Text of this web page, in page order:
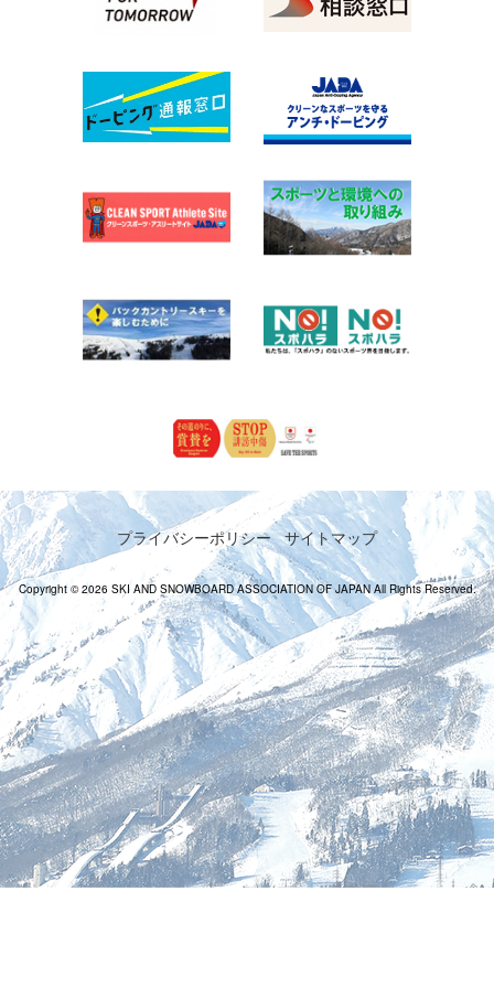
プライバシーポリシー サイトマップ
Copyright © 2026 SKI AND SNOWBOARD ASSOCIATION OF JAPAN All Rights Reserved.